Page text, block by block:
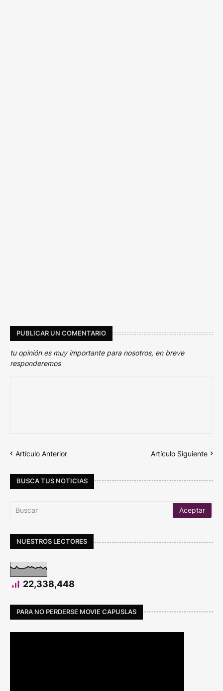
PUBLICAR UN COMENTARIO
tu opinión es muy importante para nosotros, en breve
responderemos
Artículo Anterior Artículo Siguiente
BUSCA TUS NOTICIAS
NUESTROS LECTORES
22,338,448
PARA NO PERDERSE MOVIE CAPUSLAS